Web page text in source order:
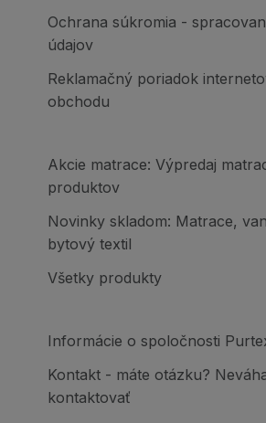
Ochrana súkromia -
údajov
Reklamačný poriadok
obchodu
Akcie matrace: Výpredaj
produktov
Novinky skladom: Matrace,
bytový textil
Všetky produkty
Informácie o spoločnosti
Kontakt - máte otázku?
kontaktovať